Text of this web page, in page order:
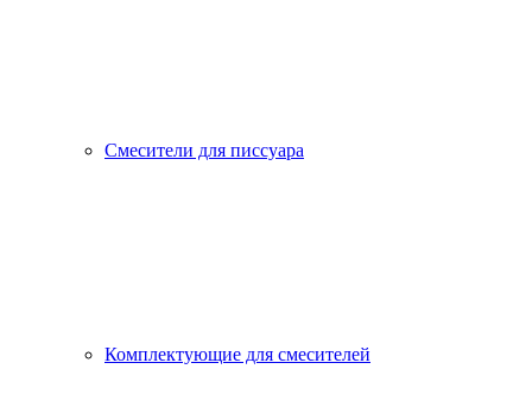
Смесители для писсуара
Комплектующие для смесителей